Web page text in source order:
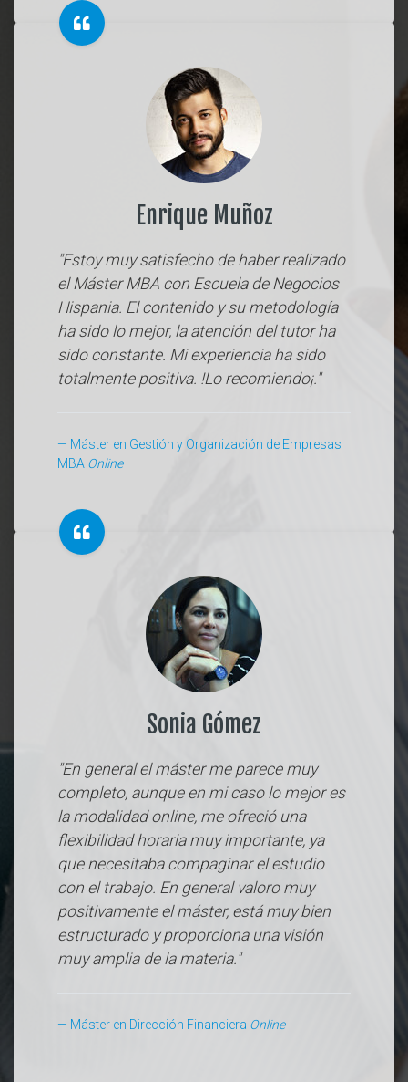
Enrique Muñoz
"Estoy muy satisfecho de haber realizado
el Máster MBA con Escuela de Negocios
Hispania. El contenido y su metodología
ha sido lo mejor, la atención del tutor ha
sido constante. Mi experiencia ha sido
totalmente positiva. !Lo recomiendo¡."
Máster en Gestión y Organización de Empresas
MBA Online
Sonia Gómez
"En general el máster me parece muy
completo, aunque en mi caso lo mejor es
la modalidad online, me ofreció una
flexibilidad horaria muy importante, ya
que necesitaba compaginar el estudio
con el trabajo. En general valoro muy
positivamente el máster, está muy bien
estructurado y proporciona una visión
muy amplia de la materia."
Máster en Dirección Financiera Online